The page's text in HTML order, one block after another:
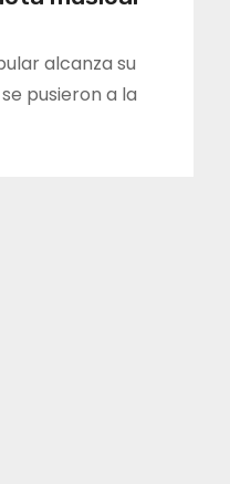
alcanza su
pusieron a la